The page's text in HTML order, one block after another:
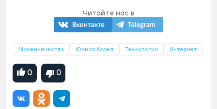
Читайте нас в
Мошенничество Южная Корея Технологии Интернет
0 0